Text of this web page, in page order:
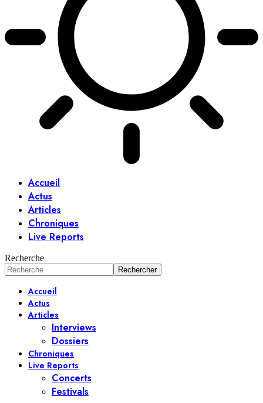
Accueil
Actus
Articles
Chroniques
Live Reports
Recherche
Accueil
Actus
Articles
Interviews
Dossiers
Chroniques
Live Reports
Concerts
Festivals